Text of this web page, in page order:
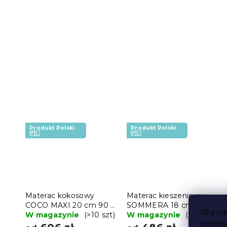
Aby
Produkt Polski
🇵🇱
Materac kokosowy
COCO MAXI 20 cm 90 x
200 cm
W magazynie (>10 szt)
Produkt Polski
🇵🇱
Materac kieszeniowy
SOMMERA 18 cm 90 x
200 cm
W magazynie (8 szt)